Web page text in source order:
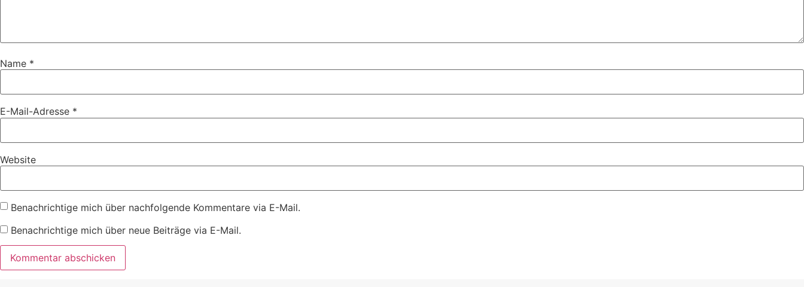
Name *
E-Mail-Adresse *
Website
Benachrichtige mich über nachfolgende Kommentare via E-Mail.
Benachrichtige mich über neue Beiträge via E-Mail.